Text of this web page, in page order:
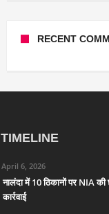
RECENT
TIMELINE
April 6, 2026
नालंदा में 10 ठिकानों पर NIA
कार्रवाई